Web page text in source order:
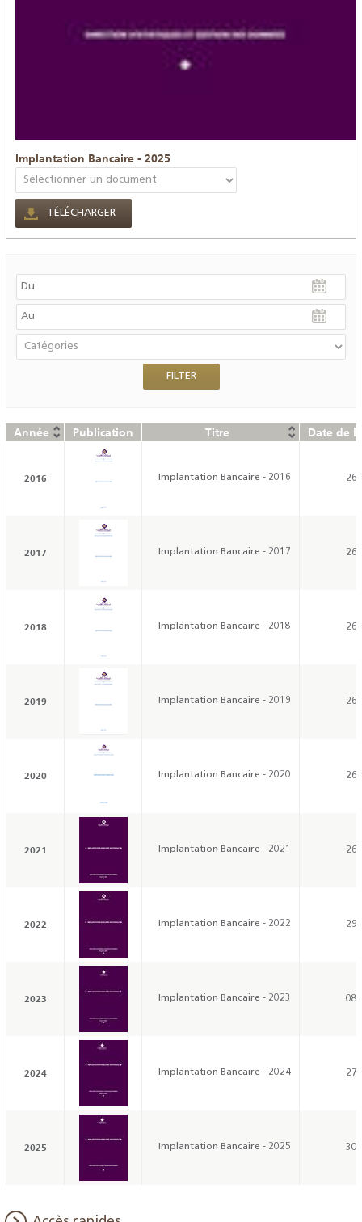
Implantation Bancaire - 2025
TÉLÉCHARGER
Année Publication Titre Date de
2016 Implantation Bancaire - 2016 26/
2017 Implantation Bancaire - 2017 26/
2018 Implantation Bancaire - 2018 26/
2019 Implantation Bancaire - 2019 26/
2020 Implantation Bancaire - 2020 26/
2021 Implantation Bancaire - 2021 26/
2022 Implantation Bancaire - 2022 29/
2023 Implantation Bancaire - 2023 08/
2024 Implantation Bancaire - 2024 27/
2025 Implantation Bancaire - 2025 30/